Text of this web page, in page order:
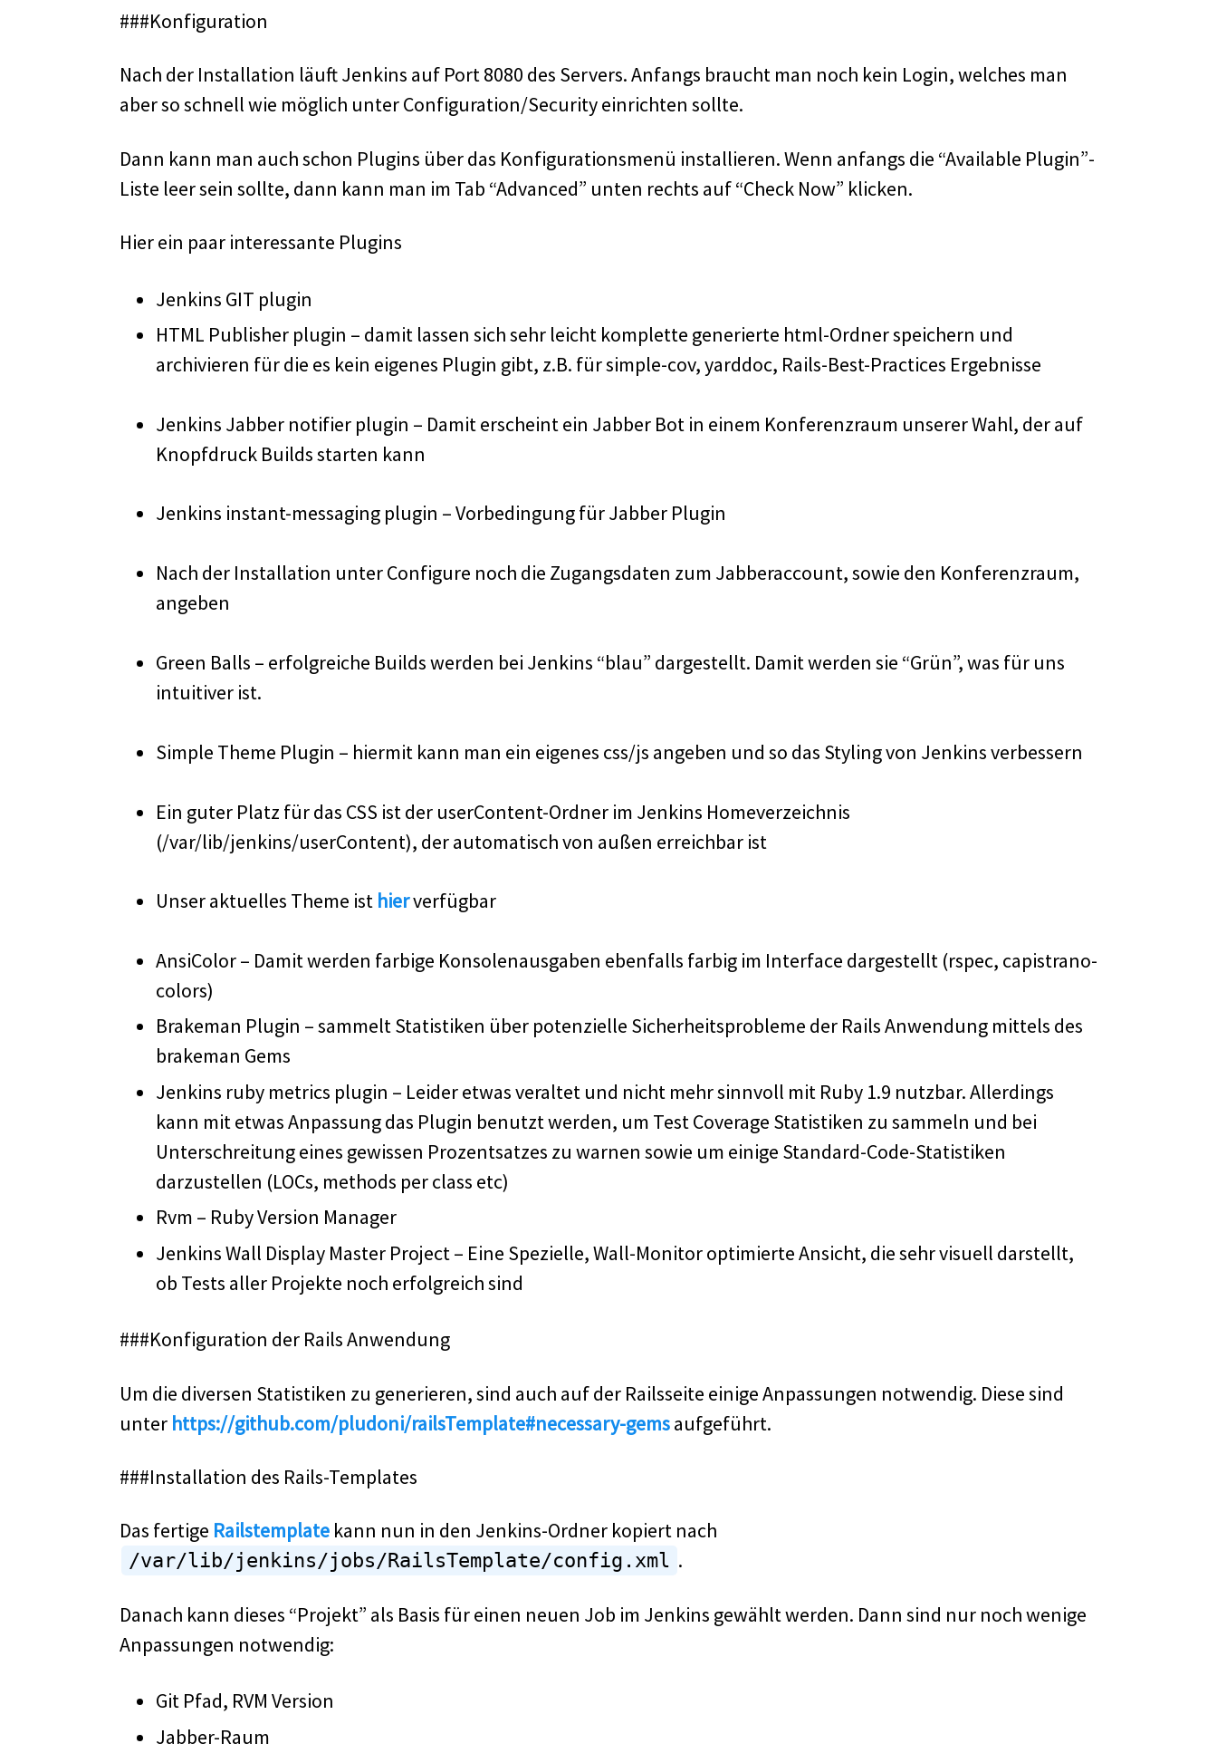
###Konfiguration
Nach der Installation läuft Jenkins auf Port 8080 des Servers. Anfangs braucht man noch kein Login, welches man
aber so schnell wie möglich unter Configuration/Security einrichten sollte.
Dann kann man auch schon Plugins über das Konfigurationsmenü installieren. Wenn anfangs die “Available Plugin”-
Liste leer sein sollte, dann kann man im Tab “Advanced” unten rechts auf “Check Now” klicken.
Hier ein paar interessante Plugins
Jenkins GIT plugin
HTML Publisher plugin – damit lassen sich sehr leicht komplette generierte html-Ordner speichern und
archivieren für die es kein eigenes Plugin gibt, z.B. für simple-cov, yarddoc, Rails-Best-Practices Ergebnisse
Jenkins Jabber notifier plugin – Damit erscheint ein Jabber Bot in einem Konferenzraum unserer Wahl, der auf
Knopfdruck Builds starten kann
Jenkins instant-messaging plugin – Vorbedingung für Jabber Plugin
Nach der Installation unter Configure noch die Zugangsdaten zum Jabberaccount, sowie den Konferenzraum,
angeben
Green Balls – erfolgreiche Builds werden bei Jenkins “blau” dargestellt. Damit werden sie “Grün”, was für uns
intuitiver ist.
Simple Theme Plugin – hiermit kann man ein eigenes css/js angeben und so das Styling von Jenkins verbessern
Ein guter Platz für das CSS ist der userContent-Ordner im Jenkins Homeverzeichnis
(/var/lib/jenkins/userContent), der automatisch von außen erreichbar ist
Unser aktuelles Theme ist hierverfügbar
AnsiColor – Damit werden farbige Konsolenausgaben ebenfalls farbig im Interface dargestellt (rspec, capistrano-
colors)
Brakeman Plugin – sammelt Statistiken über potenzielle Sicherheitsprobleme der Rails Anwendung mittels des
brakeman Gems
Jenkins ruby metrics plugin – Leider etwas veraltet und nicht mehr sinnvoll mit Ruby 1.9 nutzbar. Allerdings
kann mit etwas Anpassung das Plugin benutzt werden, um Test Coverage Statistiken zu sammeln und bei
Unterschreitung eines gewissen Prozentsatzes zu warnen sowie um einige Standard-Code-Statistiken
darzustellen (LOCs, methods per class etc)
Rvm – Ruby Version Manager
Jenkins Wall Display Master Project – Eine Spezielle, Wall-Monitor optimierte Ansicht, die sehr visuell darstellt,
ob Tests aller Projekte noch erfolgreich sind
###Konfiguration der Rails Anwendung
Um die diversen Statistiken zu generieren, sind auch auf der Railsseite einige Anpassungen notwendig. Diese sind
unter https://github.com/pludoni/railsTemplate#necessary-gemsaufgeführt.
###Installation des Rails-Templates
Das fertige Railstemplate kann nun in den Jenkins-Ordner kopiert nach
/var/lib/jenkins/jobs/RailsTemplate/config.xml .
Danach kann dieses “Projekt” als Basis für einen neuen Job im Jenkins gewählt werden. Dann sind nur noch wenige
Anpassungen notwendig:
Git Pfad, RVM Version
Jabber-Raum